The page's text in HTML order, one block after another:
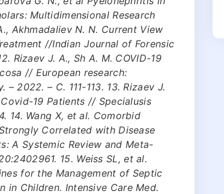
Multidimensional Research
Akhmadaliev N. N. Current View
//Indian Journal of Forensic
Rizaev J. A., Sh A. M. COVID-19
// European research:
2022. – С. 111-113. 13. Rizaev J.
19 Patients // Specialusis
14. Wang X, et al. Comorbid
Correlated with Disease
A Systemic Review and Meta-
15. Weiss SL, et al.
for the Management of Septic
in Children. Intensive Care Med.